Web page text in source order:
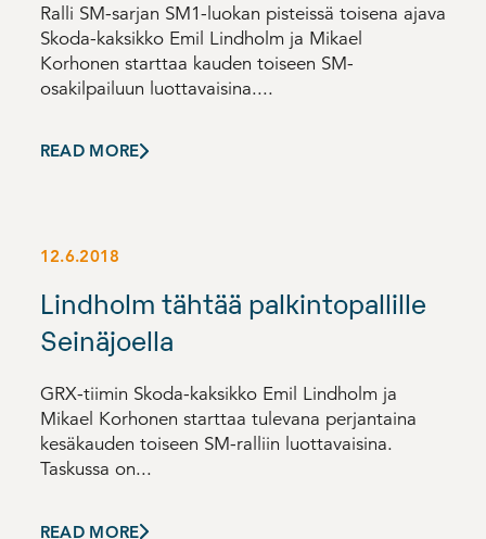
Ralli SM-sarjan SM1-luokan pisteissä toisena ajava
Skoda-kaksikko Emil Lindholm ja Mikael
Korhonen starttaa kauden toiseen SM-
osakilpailuun luottavaisina....
READ MORE
12.6.2018
Lindholm tähtää palkintopallille
Seinäjoella
GRX-tiimin Skoda-kaksikko Emil Lindholm ja
Mikael Korhonen starttaa tulevana perjantaina
kesäkauden toiseen SM-ralliin luottavaisina.
Taskussa on...
READ MORE